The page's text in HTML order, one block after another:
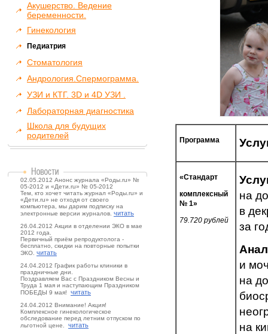
Акушерство. Ведение
беременности.
Гинекология
Педиатрия
Стоматология
Андрология.Спермограмма.
УЗИ и КТГ. 3D и 4D УЗИ .
Лабораторная диагностика
Школа для будущих
родителей
02.05.2012 Анонс журнала «Роды.ru» №
05-2012 и «Дети.ru» № 05-2012
Тем, кто хочет читать журнал «Роды.ru» и
«Дети.ru» не отходя от своего
компьютера, мы дарим подписку на
электронные версии журналов. читать
26.04.2012 Акции в отделении ЭКО в мае
2012 года.
Первичный приём репродуктолога -
бесплатно, скидки на повторные попытки
ЭКО. читать
24.04.2012 График работы клиники в
праздничные дни.
Поздравляем Вас с Праздником Весны и
Труда 1 мая и наступающим Праздником
ПОБЕДЫ 9 мая! читать
24.04.2012 Внимание! Акция!
Комплексное гинекологическое
обследование перед летним отпуском по
льготной цене. читать
Программа
«Стандарт
комплексный
№ 1»
79.720 рублей
на
в
за
и
на
на